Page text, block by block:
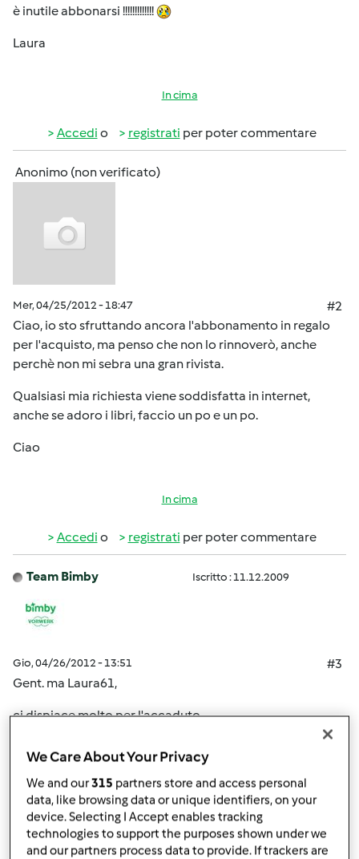
è inutile abbonarsi !!!!!!!!!!!!!
Laura
In cima
Accedi o registrati per poter commentare
Anonimo (non verificato)
Mer, 04/25/2012 - 18:47
#2
Ciao, io sto sfruttando ancora l'abbonamento in regalo
per l'acquisto, ma penso che non lo rinnoverò, anche
perchè non mi sebra una gran rivista.
Qualsiasi mia richiesta viene soddisfatta in internet,
anche se adoro i libri, faccio un po e un po.
Ciao
In cima
Accedi o registrati per poter commentare
Team Bimby Iscritto : 11.12.2009
Gio, 04/26/2012 - 13:51
#3
Gent. ma Laura61,
ci dispiace molto per l'accaduto.
Le ricordiamo che la gestione degli abbonamenti avviene
tramite la società Staff, trova tutti i recapiti sull'ultima
pagina della Rivista.
Ci faccia sapere, a presto.
We Care About Your Privacy
We and our315 partners store and access personal
data, like browsing data or unique identifiers, on your
device. Selecting I Accept enables tracking
technologies to support the purposes shown under we
and our partners process data to provide. If trackers are